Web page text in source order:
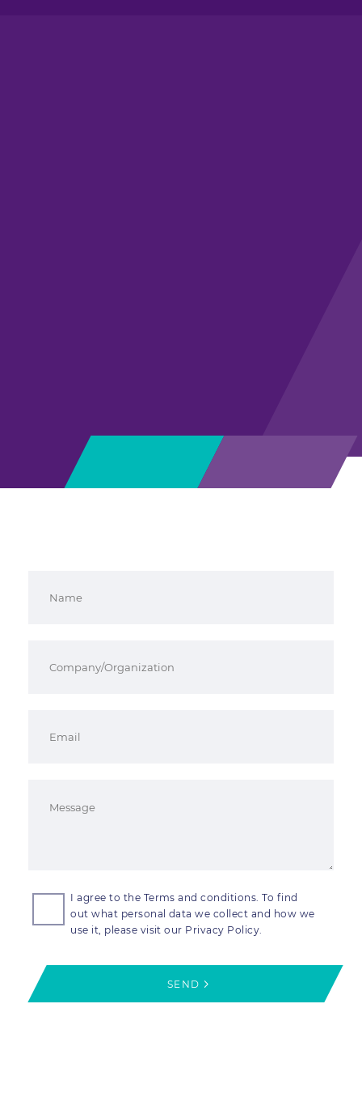
I agree to the Terms and conditions. To find
out what personal data we collect and how we
use it, please visit our Privacy Policy.
SEND